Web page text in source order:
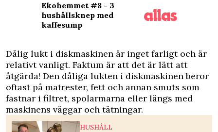
Ekohemmet #8 - 3
hushållsknep med
kaffesump
Dålig lukt i diskmaskinen är inget farligt och är
relativt vanligt. Faktum är att det är lätt att
åtgärda! Den dåliga lukten i diskmaskinen beror
oftast på matrester, fett och annan smuts som
fastnar i filtret, spolarmarna eller längs med
maskinens väggar och tätningar.
HUSHÅLL